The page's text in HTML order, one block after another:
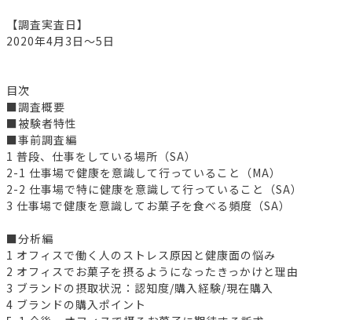
【調査実査日】
2020年4月3日～5日
目次
■調査概要
■被験者特性
■事前調査編
1 普段、仕事をしている場所（SA）
2-1 仕事場で健康を意識して行っていること（MA）
2-2 仕事場で特に健康を意識して行っていること（SA）
3 仕事場で健康を意識してお菓子を食べる頻度（SA）
■分析編
1 オフィスで働く人のストレス原因と健康面の悩み
2 オフィスでお菓子を摂るようになったきっかけと理由
3 ブランドの摂取状況：認知度/購入経験/現在購入
4 ブランドの購入ポイント